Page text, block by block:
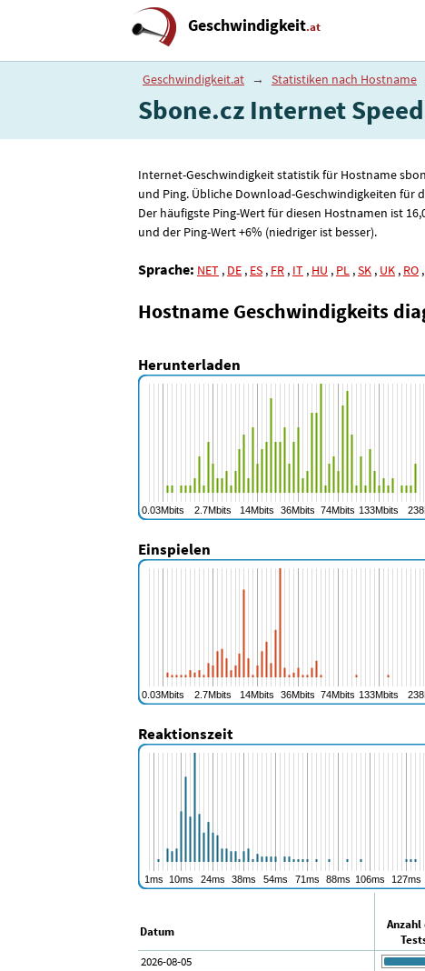
Geschwindigkeit.at
Geschwindigkeit.at → Statistiken nach Hostname
Sbone.cz Internet
Internet-Geschwindigkeit statistik für Hostname
und Ping. Übliche Download-Geschwindigkeiten für
Der häufigste Ping-Wert für diesen Hostnamen ist 16
und der Ping-Wert +6% (niedriger ist besser).
Sprache: NET , DE , ES , FR , IT , HU , PL ,SK , UK , RO ,
Hostname Geschwindigkeits
Herunterladen
Einspielen
Reaktionszeit
Datum
Anzahl
2026-08-05